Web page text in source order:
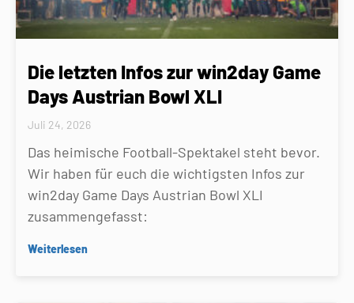
Die letzten Infos zur win2day Game
Days Austrian Bowl XLI
Juli 24, 2026
Das heimische Football-Spektakel steht bevor.
Wir haben für euch die wichtigsten Infos zur
win2day Game Days Austrian Bowl XLI
zusammengefasst:
Weiterlesen